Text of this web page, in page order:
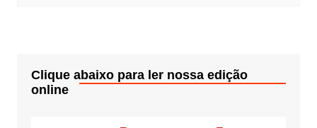
Clique abaixo para ler nossa edição
online